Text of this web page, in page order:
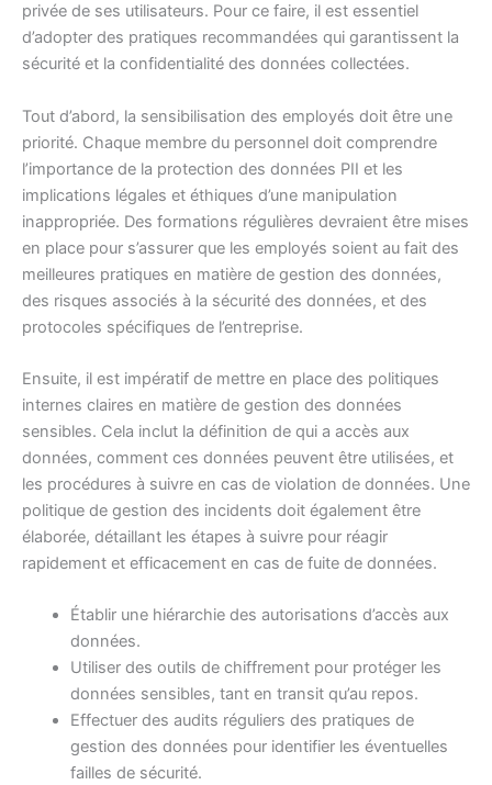
privée de ses utilisateurs. Pour ce faire, il est essentiel
d’adopter des pratiques recommandées qui garantissent la
sécurité et la confidentialité des données collectées.
Tout d’abord, la sensibilisation des employés doit être une
priorité. Chaque membre du personnel doit comprendre
l’importance de la protection des données PII et les
implications légales et éthiques d’une manipulation
inappropriée. Des formations régulières devraient être mises
en place pour s’assurer que les employés soient au fait des
meilleures pratiques en matière de gestion des données,
des risques associés à la sécurité des données, et des
protocoles spécifiques de l’entreprise.
Ensuite, il est impératif de mettre en place des politiques
internes claires en matière de gestion des données
sensibles. Cela inclut la définition de qui a accès aux
données, comment ces données peuvent être utilisées, et
les procédures à suivre en cas de violation de données. Une
politique de gestion des incidents doit également être
élaborée, détaillant les étapes à suivre pour réagir
rapidement et efficacement en cas de fuite de données.
Établir une hiérarchie des autorisations d’accès aux
données.
Utiliser des outils de chiffrement pour protéger les
données sensibles, tant en transit qu’au repos.
Effectuer des audits réguliers des pratiques de
gestion des données pour identifier les éventuelles
failles de sécurité.